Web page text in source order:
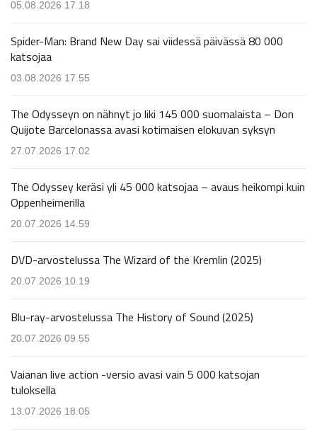
05.08.2026 17.18
Spider-Man: Brand New Day sai viidessä päivässä 80 000
katsojaa
03.08.2026 17.55
The Odysseyn on nähnyt jo liki 145 000 suomalaista – Don
Quijote Barcelonassa avasi kotimaisen elokuvan syksyn
27.07.2026 17.02
The Odyssey keräsi yli 45 000 katsojaa – avaus heikompi kuin
Oppenheimerilla
20.07.2026 14.59
DVD-arvostelussa The Wizard of the Kremlin (2025)
20.07.2026 10.19
Blu-ray-arvostelussa The History of Sound (2025)
20.07.2026 09.55
Vaianan live action -versio avasi vain 5 000 katsojan
tuloksella
13.07.2026 18.05